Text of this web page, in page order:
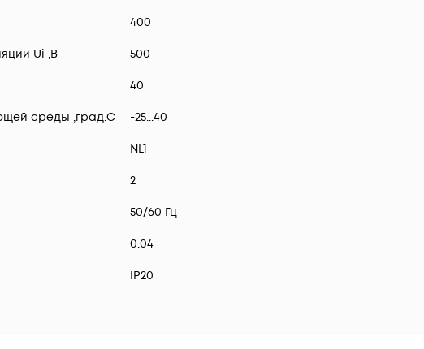
400
Ui ,В 500
40
среды ,град.C -25...40
NL1
2
50/60 Гц
0.04
IP20